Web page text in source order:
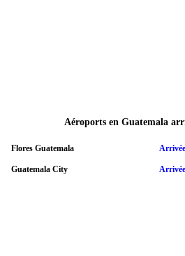
Aéroports en Guatemala
Flores Guatemala
Guatemala City